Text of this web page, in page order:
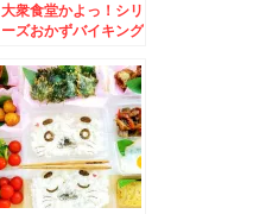
大衆食堂かよっ！シリ
ーズおかずバイキング
いえば「トニーズピ
ザ」の「フレッシュト
マトピザ」(*´艸`*)